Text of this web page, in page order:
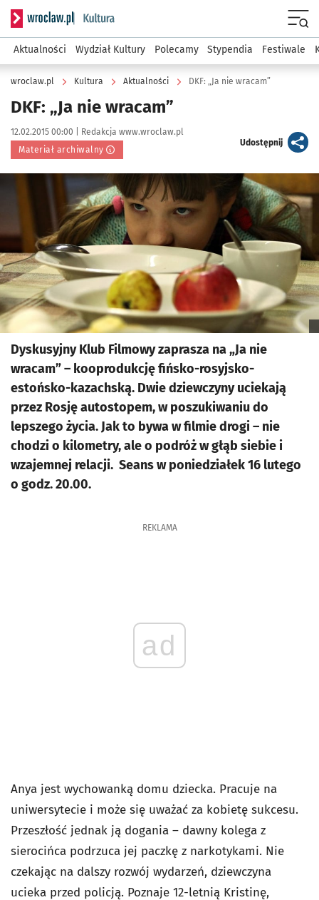
Serwis informacyjny wroclaw.pl podserwis: Kultura
Aktualności Wydział Kultury Polecamy Stypendia Festiwale
wroclaw.pl Kultura Aktualności DKF: „Ja nie wracam”
DKF: „Ja nie wracam”
Data publikacji:
12.02.2015 00:00 | Autor:
Redakcja www.wroclaw.pl
Materiał archiwalny
Udostępnijartykuł
Kliknij, aby powiększyć
Dyskusyjny Klub Filmowy zaprasza na „Ja nie
wracam” – kooprodukcję fińsko-rosyjsko-
estońsko-kazachską. Dwie dziewczyny uciekają
przez Rosję autostopem, w poszukiwaniu do
lepszego życia. Jak to bywa w filmie drogi – nie
chodzi o kilometry, ale o podróż w głąb siebie i
wzajemnej relacji. Seans w poniedziałek 16 lutego
o godz. 20.00.
REKLAMA
ad
Anya jest wychowanką domu dziecka. Pracuje na
uniwersytecie i może się uważać za kobietę sukcesu.
Przeszłość jednak ją dogania – dawny kolega z
sierocińca podrzuca jej paczkę z narkotykami. Nie
czekając na dalszy rozwój wydarzeń, dziewczyna
ucieka przed policją. Poznaje 12-letnią Kristinę,